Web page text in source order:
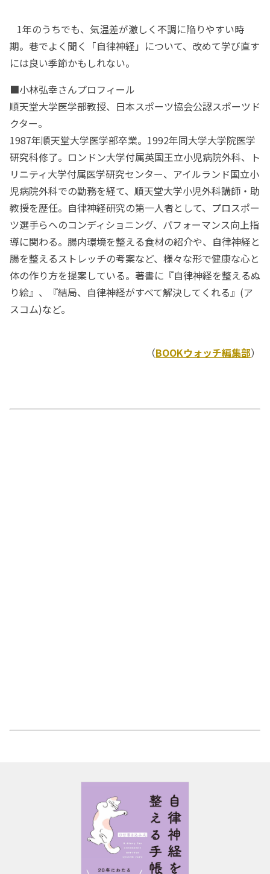
1年のうちでも、気温差が激しく不調に陥りやすい時
期。巷でよく聞く「自律神経」について、改めて学び直す
には良い季節かもしれない。
■小林弘幸さんプロフィール
順天堂大学医学部教授、日本スポーツ協会公認スポーツド
クター。
1987年順天堂大学医学部卒業。1992年同大学大学院医学
研究科修了。ロンドン大学付属英国王立小児病院外科、ト
リニティ大学付属医学研究センター、アイルランド国立小
児病院外科での勤務を経て、順天堂大学小児外科講師・助
教授を歴任。自律神経研究の第一人者として、プロスポー
ツ選手らへのコンディショニング、パフォーマンス向上指
導に関わる。腸内環境を整える食材の紹介や、自律神経と
腸を整えるストレッチの考案など、様々な形で健康な心と
体の作り方を提案している。著書に『自律神経を整えるぬ
り絵』、『結局、自律神経がすべて解決してくれる』(ア
スコム)など。
（BOOKウォッチ編集部）